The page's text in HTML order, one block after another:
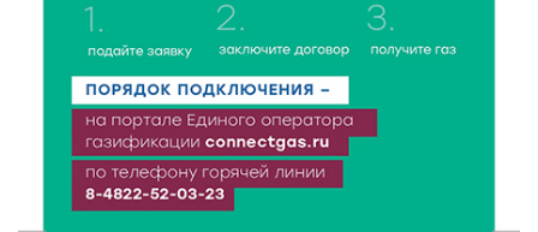
Калязине
8 Авг 2026 13:37 805
Чем удивит X Международный фестиваль «Калитка»
в 2026 году?
8 Авг 2026 12:37 452